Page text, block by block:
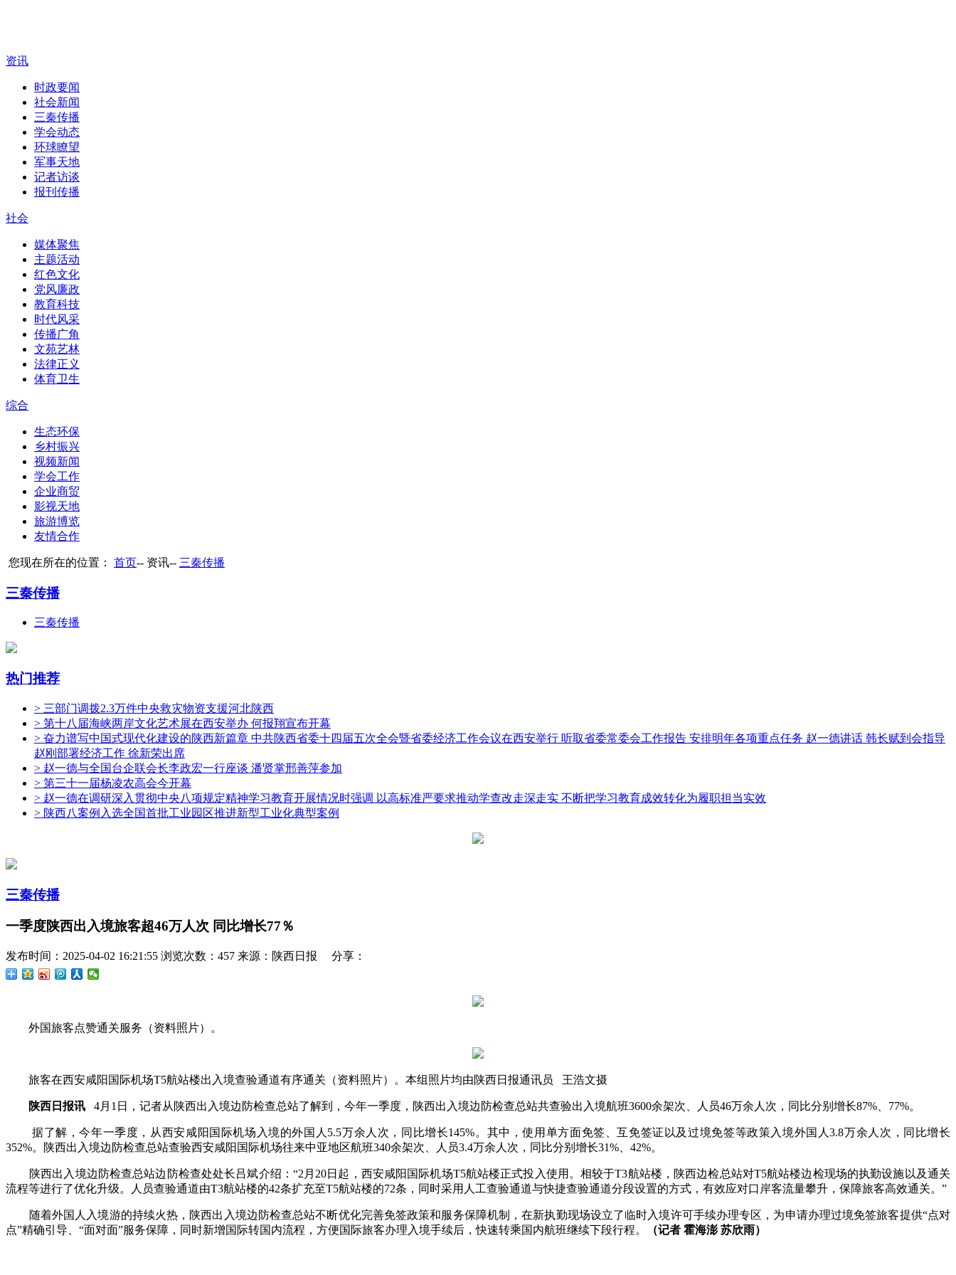
资讯
时政要闻
社会新闻
三秦传播
学会动态
环球瞭望
军事天地
记者访谈
报刊传播
社会
媒体聚焦
主题活动
红色文化
党风廉政
教育科技
时代风采
传播广角
文苑艺林
法律正义
体育卫生
综合
生态环保
乡村振兴
视频新闻
学会工作
企业商贸
影视天地
旅游博览
友情合作
您现在所在的位置： 首页-- 资讯-- 三秦传播
三秦传播
三秦传播
热门推荐
> 三部门调拨2.3万件中央救灾物资支援河北陕西
> 第十八届海峡两岸文化艺术展在西安举办 何报翔宣布开幕
> 奋力谱写中国式现代化建设的陕西新篇章 中共陕西省委十四届五次全会暨省委经济工作会议在西安举行 听取省委常委会工作报告 安排明年各项重点任务 赵一德讲话 韩长赋到会指导
赵刚部署经济工作 徐新荣出席
> 赵一德与全国台企联会长李政宏一行座谈 潘贤掌邢善萍参加
> 第三十一届杨凌农高会今开幕
> 赵一德在调研深入贯彻中央八项规定精神学习教育开展情况时强调 以高标准严要求推动学查改走深走实 不断把学习教育成效转化为履职担当实效
> 陕西八案例入选全国首批工业园区推进新型工业化典型案例
三秦传播
一季度陕西出入境旅客超46万人次 同比增长77％
发布时间：2025-04-02 16:21:55 浏览次数：457 来源：陕西日报 分享：
外国旅客点赞通关服务（资料照片）。
旅客在西安咸阳国际机场T5航站楼出入境查验通道有序通关（资料照片）。本组照片均由陕西日报通讯员 王浩文摄
陕西日报讯 4月1日，记者从陕西出入境边防检查总站了解到，今年一季度，陕西出入境边防检查总站共查验出入境航班3600余架次、人员46万余人次，同比分别增长87%、77%。
据了解，今年一季度，从西安咸阳国际机场入境的外国人5.5万余人次，同比增长145%。其中，使用单方面免签、互免签证以及过境免签等政策入境外国人3.8万余人次，同比增长
352%。陕西出入境边防检查总站查验西安咸阳国际机场往来中亚地区航班340余架次、人员3.4万余人次，同比分别增长31%、42%。
陕西出入境边防检查总站边防检查处处长吕斌介绍：“2月20日起，西安咸阳国际机场T5航站楼正式投入使用。相较于T3航站楼，陕西边检总站对T5航站楼边检现场的执勤设施以及通关
流程等进行了优化升级。人员查验通道由T3航站楼的42条扩充至T5航站楼的72条，同时采用人工查验通道与快捷查验通道分段设置的方式，有效应对口岸客流量攀升，保障旅客高效通关。”
随着外国人入境游的持续火热，陕西出入境边防检查总站不断优化完善免签政策和服务保障机制，在新执勤现场设立了临时入境许可手续办理专区，为申请办理过境免签旅客提供“点对
点”精确引导、“面对面”服务保障，同时新增国际转国内流程，方便国际旅客办理入境手续后，快速转乘国内航班继续下段行程。
（记者 霍海澎 苏欣雨）